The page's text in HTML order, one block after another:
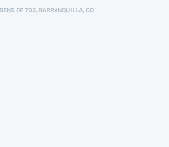
OF 702, BARRANQUILLA, CO